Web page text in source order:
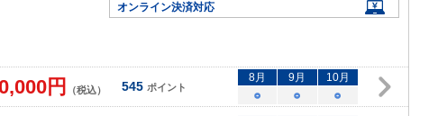
オンライン決済対応
円 （税込） 545 ポイント
8月 9月 10月
○
○ ○